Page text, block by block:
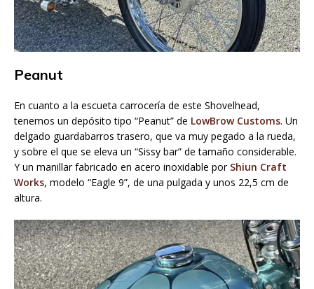
Peanut
En cuanto a la escueta carrocería de este Shovelhead,
tenemos un depósito tipo “Peanut” de LowBrow Customs. Un
delgado guardabarros trasero, que va muy pegado a la rueda,
y sobre el que se eleva un “Sissy bar” de tamaño considerable.
Y un manillar fabricado en acero inoxidable por Shiun Craft
Works, modelo “Eagle 9”, de una pulgada y unos 22,5 cm de
altura.